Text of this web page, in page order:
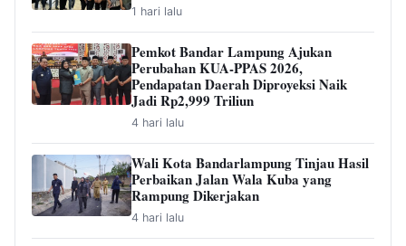
1 hari lalu
Pemkot Bandar Lampung Ajukan
Perubahan KUA-PPAS 2026,
Pendapatan Daerah Diproyeksi Naik
Jadi Rp2,999 Triliun
4 hari lalu
Wali Kota Bandarlampung Tinjau Hasil
Perbaikan Jalan Wala Kuba yang
Rampung Dikerjakan
4 hari lalu